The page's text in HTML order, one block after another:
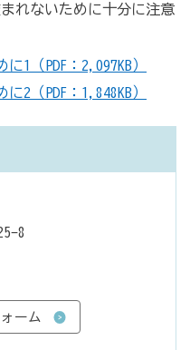
れないために十分に注意
1（PDF：2,097KB）
2（PDF：1,848KB）
8